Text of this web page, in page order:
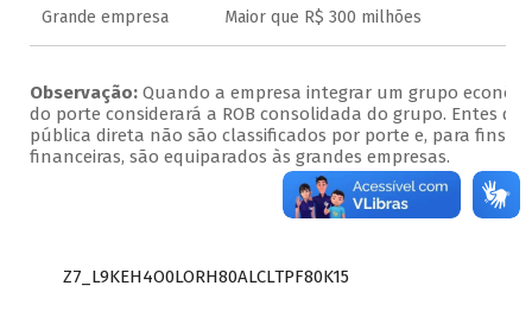
Grande empresa Maior que R$ 300 milhões
Observação:Quando a empresa integrar um grupo
do porte considerará a ROB consolidada do grupo. Entes da
pública direta não são classificados por porte e, para fins
financeiras, são equiparados às grandes empresas.
Z7_L9KEH4O0LORH80ALCLTPF80K15